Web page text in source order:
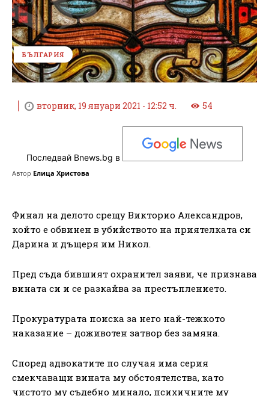
БЪЛГАРИЯ
вторник, 19 януари 2021 - 12:52 ч. 54
Последвай Bnews.bg в
Автор Елица Христова
Финал на делото срещу Викторио Александров,
който е обвинен в убийството на приятелката си
Дарина и дъщеря им Никол.
Пред съда бившият охранител заяви, че признава
вината си и се разкайва за престъплението.
Прокуратурата поиска за него най-тежкото
наказание – доживотен затвор без замяна.
Според адвокатите по случая има серия
смекчаващи вината му обстоятелства, като
чистото му съдебно минало, психичните му